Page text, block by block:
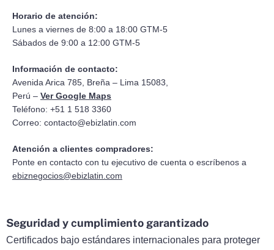
Horario de atención:
Lunes a viernes de 8:00 a 18:00 GTM-5
Sábados de 9:00 a 12:00 GTM-5
Información de contacto:
Avenida Arica 785, Breña – Lima 15083,
Perú – Ver Google Maps
Teléfono: +51 1 518 3360
Correo: contacto@ebizlatin.com
Atención a clientes compradores:
Ponte en contacto con tu ejecutivo de cuenta o escríbenos a
ebiznegocios@ebizlatin.com
Seguridad y cumplimiento garantizado
Certificados bajo estándares internacionales para proteger